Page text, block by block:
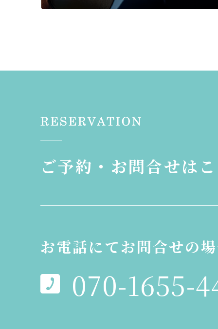
ご予約・お問合せは
お電話にてお問合せの
070-1655-